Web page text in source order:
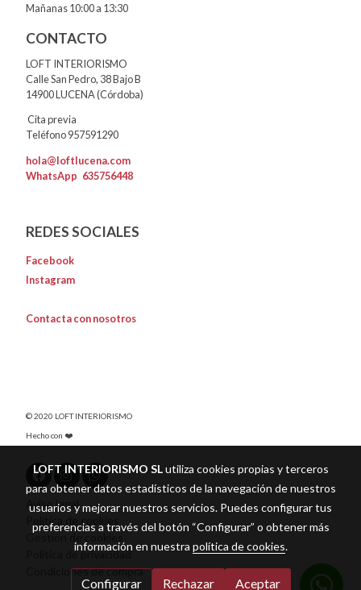
Mañanas 10:00 a 13:30
CONTACTO
LOFT INTERIORISMO
Calle San Pedro, 38 Bajo B
14900 LUCENA (Córdoba)
Cita previa
Teléfono 957591290
hola@loftlucena.com
WhatsApp 635756448
REDES SOCIALES
Facebook
Instagram
Contacta con nosotros
© 2020 LOFT INTERIORISMO
Hecho con ❤️
Aviso legal
Política de cookies
Gestión de cookies
Política de privacidad
Condiciones de compra
LOFT INTERIORISMO SLutiliza cookies propias y terceros
para obtener datos estadísticos de la navegación de nuestros
usuarios y mejorar nuestros servicios. Puedes configurar tus
preferencias a través del botón “Configurar” o obtener más
información en nuestra política de cookies.
Configurar Rechazar Aceptar